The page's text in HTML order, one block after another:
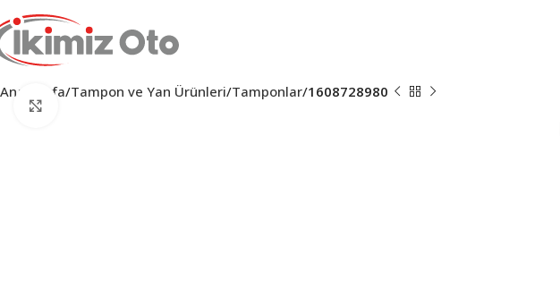
Ana Sayfa Tampon ve Yan Ürünleri Tamponlar 1608728980
Click to enlarge